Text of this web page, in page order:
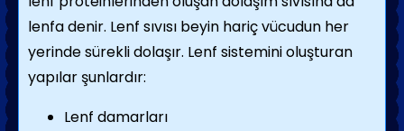
lenfa denir. Lenf sıvısı beyin hariç vücudun her
yerinde sürekli dolaşır. Lenf sistemini oluşturan
yapılar şunlardır:
Lenf damarları